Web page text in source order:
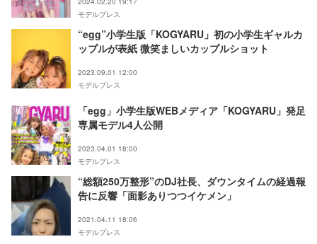
モデルプレス
“egg”小学生版「KOGYARU」初の小学生ギャルカ
ップルが表紙 微笑ましいカップルショット
2023.09.01 12:00
モデルプレス
「egg」小学生版WEBメディア「KOGYARU」発足
専属モデル4人公開
2023.04.01 18:00
モデルプレス
“総額250万整形”のDJ社長、ダウンタイムの経過報
告に反響「面影ありつつイケメン」
2021.04.11 18:06
モデルプレス